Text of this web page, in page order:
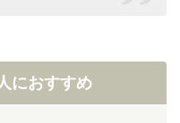
におすすめ